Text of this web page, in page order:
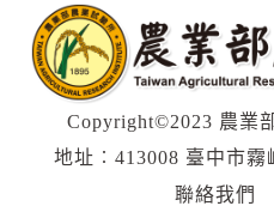
Copyright©2023 農業
地址︰413008 臺中市
聯絡我們